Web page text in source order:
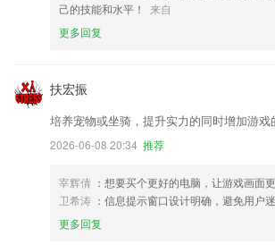
己的技能和水平！
来自
更多回复
扶宏振
培养宠物或坐骑，提升实力的同时增加游戏
2026-06-08 20:34 推荐
宰辉倩 ：想要买个更好的电脑，让游戏画面
卫希涛 ：信息提示窗口设计明确，避免用户迷
更多回复